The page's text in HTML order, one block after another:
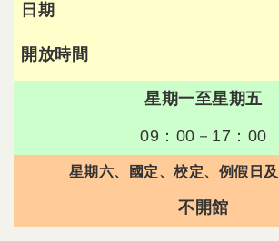
日期
開放時間
星期一至星期五
09：00－17：00
星期六、國定、校定、例假日
不開館